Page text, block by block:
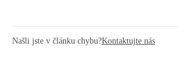
Našli jste v článku chybu?Kontaktujte nás